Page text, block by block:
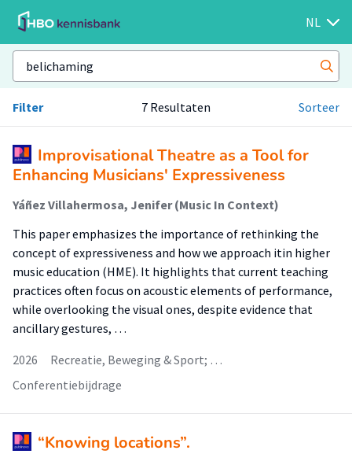
NL
Filter 7 Resultaten Sorteer
Improvisational Theatre as a Tool for
Enhancing Musicians' Expressiveness
Yáñez Villahermosa, Jenifer (Music In Context)
This paper emphasizes the importance of rethinking the
concept of expressiveness and how we approach itin higher
music education (HME). It highlights that current teaching
practices often focus on acoustic elements of performance,
while overlooking the visual ones, despite evidence that
ancillary gestures, …
2026
Recreatie, Beweging & Sport; …
Conferentiebijdrage
“Knowing locations”.